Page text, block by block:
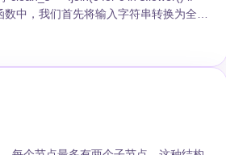
简单地将处理过的字符串与其自身的倒